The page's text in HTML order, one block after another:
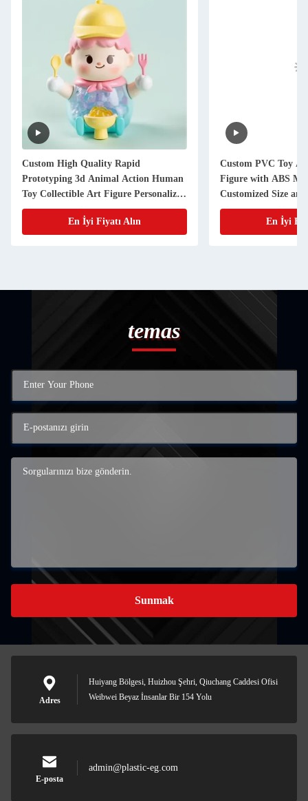
Custom High Quality Rapid
Prototyping 3d Animal Action Human
Toy Collectible Art Figure Personalized
Design
En İyi Fiyatı Alın
Custom PVC Toy
Figure with ABS
Customized Size
En İyi
temas
Sunmak
Adres
Huiyang Bölgesi, Huizhou Şehri, Qiuchang Caddesi Ofisi
Weibwei Beyaz İnsanlar Bir 154 Yolu
E-posta
admin@plastic-eg.com